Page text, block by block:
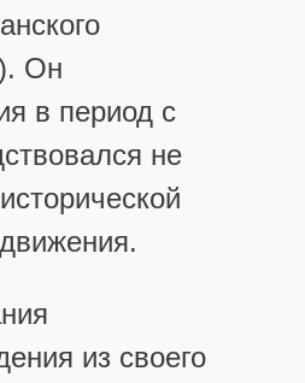
Он
в период с
не
из своего